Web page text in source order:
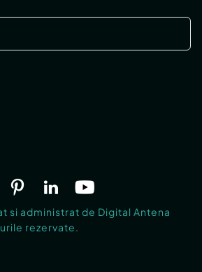
si administrat de Digital Antena
rezervate.